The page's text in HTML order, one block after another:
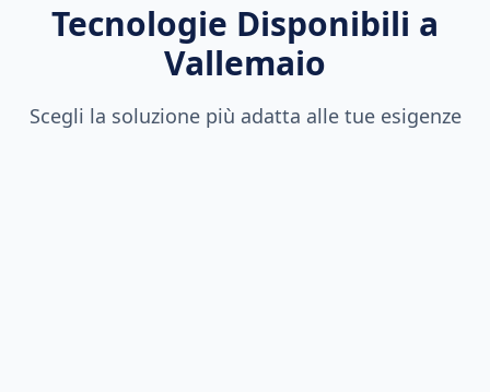
Tecnologie Disponibili a
Vallemaio
Scegli la soluzione più adatta alle tue esigenze